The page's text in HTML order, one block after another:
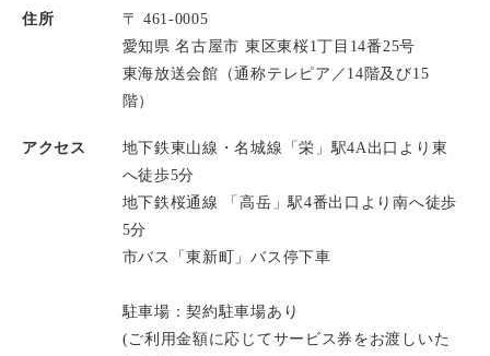
住所
〒 461-0005
愛知県 名古屋市 東区東桜1丁目14番25号
東海放送会館（通称テレピア／14階及び15
階）
アクセス
地下鉄東山線・名城線「栄」駅4A出口より東
へ徒歩5分
地下鉄桜通線 「高岳」駅4番出口より南へ徒歩
5分
市バス「東新町」バス停下車
駐車場：契約駐車場あり
(ご利用金額に応じてサービス券をお渡しいた